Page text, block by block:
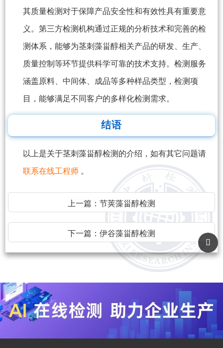
其质量检测对于保障产品安全性和有效性具有重要意
义。第三方检测机构通过正规的分析技术和完善的检
测体系，能够为茎刺藻甾醇相关产品的研发、生产、
质量控制等环节提供科学可靠的技术支持。检测服务
涵盖原料、中间体、成品等多种样品类型，检测项
目，能够满足不同客户的多样化检测需求。
结语
以上是关于茎刺藻甾醇检测的介绍，如有其它问题请
联系在线工程师 。
上一篇： 节荚藻甾醇检测
下一篇： 伊谷藻甾醇检测